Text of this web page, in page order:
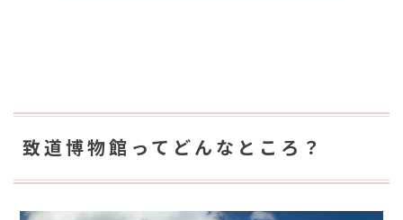
致道博物館ってどんなところ？